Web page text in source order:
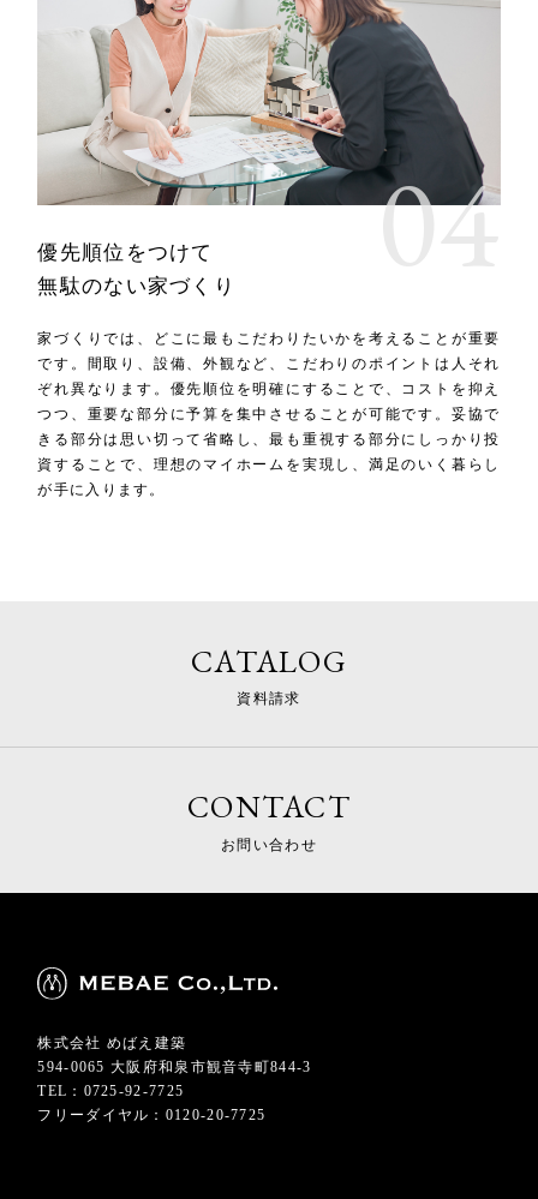
優先順位をつけて
無駄のない家づくり
家づくりでは、どこに最もこだわりたいかを考えることが重要
です。間取り、設備、外観など、こだわりのポイントは人それ
ぞれ異なります。優先順位を明確にすることで、コストを抑え
つつ、重要な部分に予算を集中させることが可能です。妥協で
きる部分は思い切って省略し、最も重視する部分にしっかり投
資することで、理想のマイホームを実現し、満足のいく暮らし
が手に入ります。
CATALOG
資料請求
CONTACT
お問い合わせ
株式会社 めばえ建築
594-0065 大阪府和泉市観音寺町844-3
TEL：0725-92-7725
フリーダイヤル：0120-20-7725